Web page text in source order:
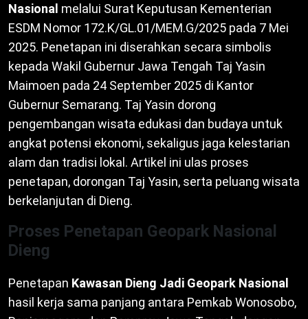
Nasional melalui Surat Keputusan Kementerian
ESDM Nomor 172.K/GL.01/MEM.G/2025 pada 7 Mei
2025. Penetapan ini diserahkan secara simbolis
kepada Wakil Gubernur Jawa Tengah Taj Yasin
Maimoen pada 24 September 2025 di Kantor
Gubernur Semarang. Taj Yasin dorong
pengembangan wisata edukasi dan budaya untuk
angkat potensi ekonomi, sekaligus jaga kelestarian
alam dan tradisi lokal. Artikel ini ulas proses
penetapan, dorongan Taj Yasin, serta peluang wisata
berkelanjutan di Dieng.
Proses Penetapan Geopark Nasional
Dieng
Penetapan Kawasan Dieng Jadi Geopark Nasional
hasil kerja sama panjang antara Pemkab Wonosobo,